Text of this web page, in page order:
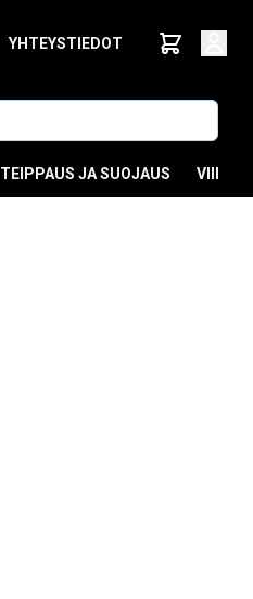
YHTEYSTIEDOT
TEIPPAUS JA SUOJAUS